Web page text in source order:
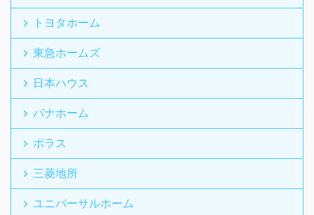
トヨタホーム
東急ホームズ
日本ハウス
パナホーム
ポラス
三菱地所
ユニバーサルホーム